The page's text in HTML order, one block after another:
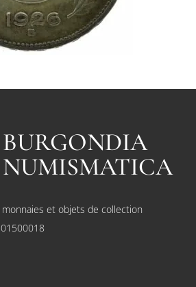
BURGONDIA
NUMISMATICA
et objets de collection